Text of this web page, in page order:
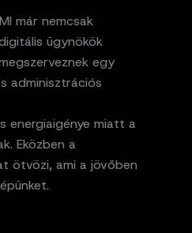
már nemcsak
ügynökök
egy
adminisztrációs
energiaigénye miatt a
Eközben a
ötvözi, ami a jövőben